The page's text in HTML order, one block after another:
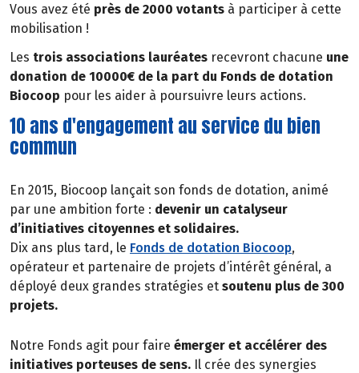
Vous avez été près de 2000 votants à participer à cette
mobilisation !
Les trois associations lauréates recevront chacune une
donation de 10000€ de la part du Fonds de dotation
Biocoop pour les aider à poursuivre leurs actions.
10 ans d'engagement au service du bien
commun
En 2015, Biocoop lançait son fonds de dotation, animé
par une ambition forte : devenir un catalyseur
d’initiatives citoyennes et solidaires.
Dix ans plus tard, le Fonds de dotation Biocoop,
opérateur et partenaire de projets d’intérêt général, a
déployé deux grandes stratégies et soutenu plus de 300
projets.
Notre Fonds agit pour faire émerger et accélérer des
initiatives porteuses de sens. Il crée des synergies